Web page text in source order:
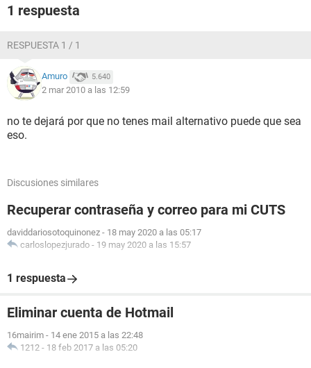
1 respuesta
RESPUESTA 1 / 1
Amuro 5.640
2 mar 2010 a las 12:59
no te dejará por que no tenes mail alternativo puede que sea
eso.
Discusiones similares
Recuperar contraseña y correo para mi CUTS
daviddariosotoquinonez - 18 may 2020 a las 05:17
carloslopezjurado - 19 may 2020 a las 15:57
1 respuesta
Eliminar cuenta de Hotmail
16mairim - 14 ene 2015 a las 22:48
1212 - 18 feb 2017 a las 05:20